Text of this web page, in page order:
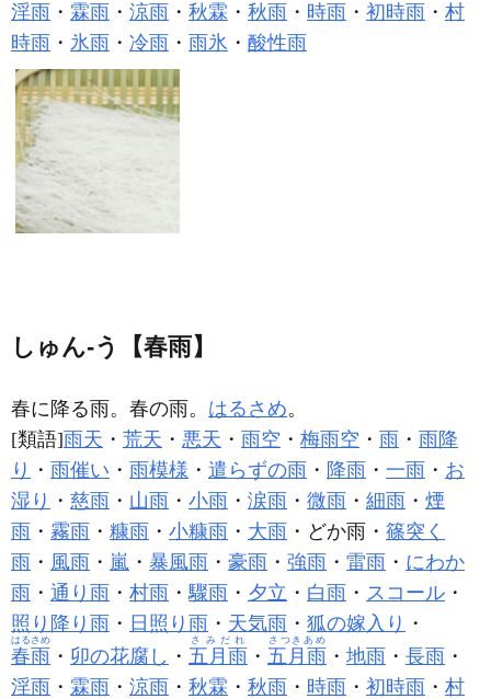
淫雨 ・ 霖雨 ・ 涼雨 ・ 秋霖 ・ 秋雨 ・ 時雨 ・ 初時雨 ・ 村
時雨 ・ 氷雨 ・ 冷雨 ・ 雨氷 ・ 酸性雨
しゅん‐う【春雨】
春に降る雨。春の雨。 はるさめ。
[類語]雨天 ・ 荒天 ・ 悪天 ・ 雨空 ・ 梅雨空 ・ 雨 ・ 雨降
り ・ 雨催い ・ 雨模様 ・ 遣らずの雨 ・ 降雨 ・ 一雨 ・ お
湿り ・ 慈雨 ・ 山雨 ・ 小雨 ・ 涙雨 ・ 微雨 ・ 細雨 ・ 煙
雨 ・ 霧雨 ・ 糠雨 ・ 小糠雨 ・ 大雨 ・どか雨・ 篠突く
雨 ・ 風雨 ・ 嵐 ・ 暴風雨 ・ 豪雨 ・ 強雨 ・ 雷雨 ・ にわか
雨 ・ 通り雨 ・ 村雨 ・驟雨 ・ 夕立 ・ 白雨 ・ スコール ・
照り降り雨 ・ 日照り雨 ・ 天気雨 ・ 狐の嫁入り ・
春雨
はるさめ
・ 卯の花腐し ・ 五月雨
さみだれ
・ 五月雨
さつきあめ
・ 地雨 ・ 長雨 ・
淫雨 ・ 霖雨 ・ 涼雨 ・ 秋霖 ・ 秋雨 ・ 時雨 ・ 初時雨 ・ 村